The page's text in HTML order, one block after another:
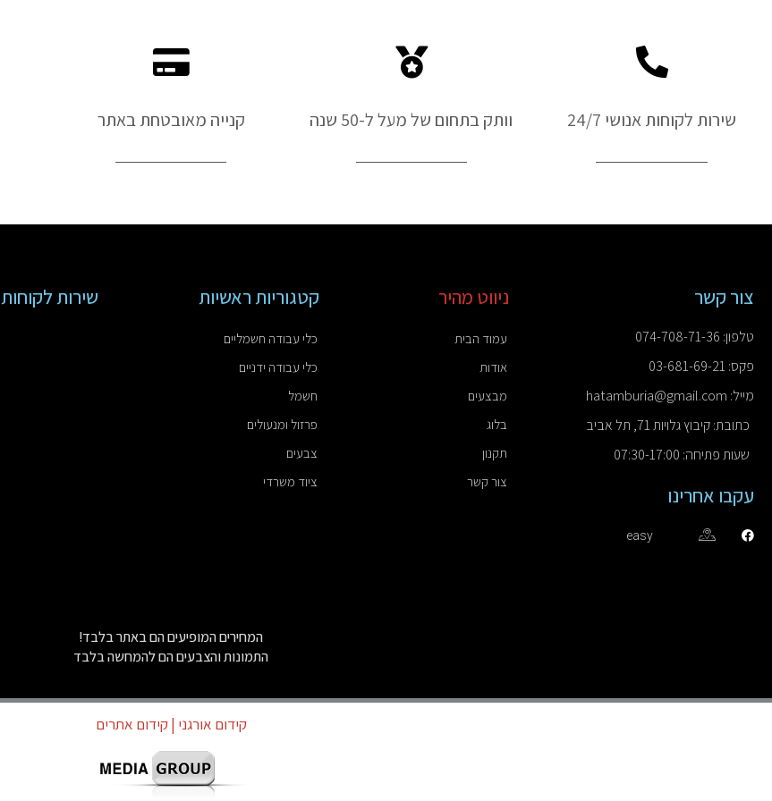
שירות לקוחות אנושי 24/7 וותק בתחום של מעל ל-50 שנה קנייה מאובטחת באתר
צור קשר
טלפון: 074-708-71-36
פקס: 03-681-69-21
מייל: hatamburia@gmail.com
כתובת: קיבוץ גלויות 71, תל אביב
שעות פתיחה: 07:30-17:00
עקבו אחרינו
easy
ניווט מהיר
עמוד הבית
אודות
מבצעים
בלוג
תקנון
צור קשר
קטגוריות ראשיות
כלי עבודה חשמליים
כלי עבודה ידניים
חשמל
פרזול ומנעולים
צבעים
ציוד משרדי
שירות לקוחות
המחירים המופיעים הם באתר בלבד!
התמונות והצבעים הם להמחשה בלבד
קידום אורגני | קידום אתרים